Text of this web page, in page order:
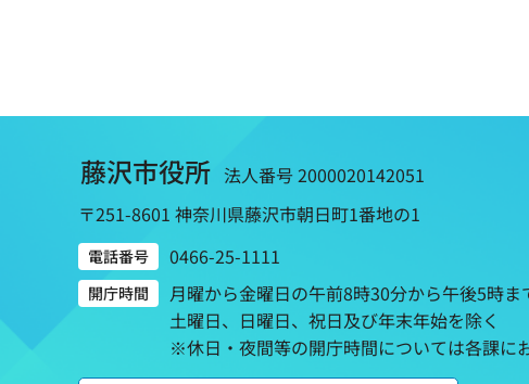
藤沢市役所 法人番号 2000020142051
〒251-8601 神奈川県藤沢市朝日町1番地の1
電話番号 0466-25-1111
開庁時間
月曜から金曜日の午前8時30分から午後5時ま
土曜日、日曜日、祝日及び年末年始を除く
※休日・夜間等の開庁時間については各課に